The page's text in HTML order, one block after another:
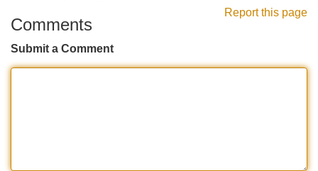
Report this page
Comments
Submit a Comment